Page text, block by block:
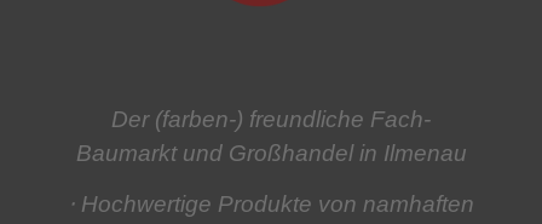
Der (farben-) freundliche Fach-
Baumarkt und Großhandel in Ilmenau
⋅ Hochwertige Produkte von namhaften